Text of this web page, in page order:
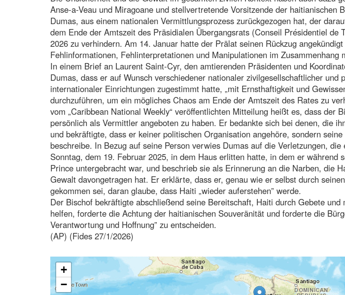
Anse-a-Veau und Miragoane und stellvertretende Vorsitzende der haitianischen
Dumas, aus einem nationalen Vermittlungsprozess zurückgezogen hat, der
dem Ende der Amtszeit des Präsidialen Übergangsrats (Conseil Présidentiel de
2026 zu verhindern. Am 14. Januar hatte der Prälat seinen Rückzug
Fehlinformationen, Fehlinterpretationen und Manipulationen im Zusammenhang
In einem Brief an Laurent Saint-Cyr, den amtierenden Präsidenten und
Dumas, dass er auf Wunsch verschiedener nationaler zivilgesellschaftlicher und
internationaler Einrichtungen zugestimmt hatte, „mit Ernsthaftigkeit und
durchzuführen, um ein mögliches Chaos am Ende der Amtszeit des Rates zu
vom „Caribbean National Weekly“ veröffentlichten Mitteilung heißt es, dass der
persönlich als Vermittler angeboten zu haben. Er bedankte sich bei denen, die
und bekräftigte, dass er keiner politischen Organisation angehöre, sondern
beschreibe. In Bezug auf seine Person verwies Dumas auf die Verletzungen,
Sonntag, dem 19. Februar 2025, in dem Haus erlitten hatte, in dem er während
Prince untergebracht war, und beschrieb sie als Erinnerung an die Narben, die
Gewalt davongetragen hat. Er erklärte, dass er, genau wie er selbst durch
gekommen sei, daran glaube, dass Haiti „wieder auferstehen” werde.
Der Bischof bekräftigte abschließend seine Bereitschaft, Haiti durch Gebete und
helfen, forderte die Achtung der haitianischen Souveränität und forderte die
Verantwortung und Hoffnung” zu entscheiden.
(AP) (Fides 27/1/2026)
+
−